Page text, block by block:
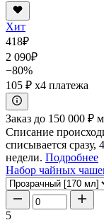
Хит
418₽
2 090₽
−80%
105 ₽ x4 платежа
Заказ до 150 000 ₽
Списание
списывается
недели. Подробнее
Набор чайных
5